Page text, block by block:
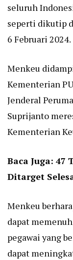
seluruh
seperti dikutip
6 Februari 2024.
Menkeu
Kementerian
Jenderal
Suprijanto
Kementerian
Baca Juga: 47
Ditarget
Menkeu
dapat
pegawai yang
dapat